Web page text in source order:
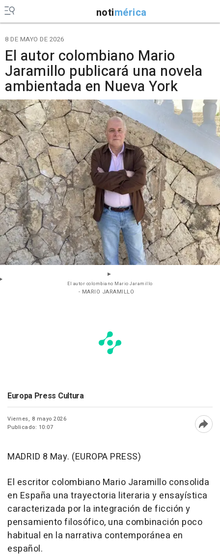
notimérica
8 DE MAYO DE 2026
El autor colombiano Mario
Jaramillo publicará una novela
ambientada en Nueva York
El autor colombiano Mario Jaramillo
- MARIO JARAMILLO
Europa Press Cultura
Viernes, 8 mayo 2026
Publicado: 10:07
MADRID 8 May. (EUROPA PRESS)
El escritor colombiano Mario Jaramillo consolida
en España una trayectoria literaria y ensayística
caracterizada por la integración de ficción y
pensamiento filosófico, una combinación poco
habitual en la narrativa contemporánea en
español.